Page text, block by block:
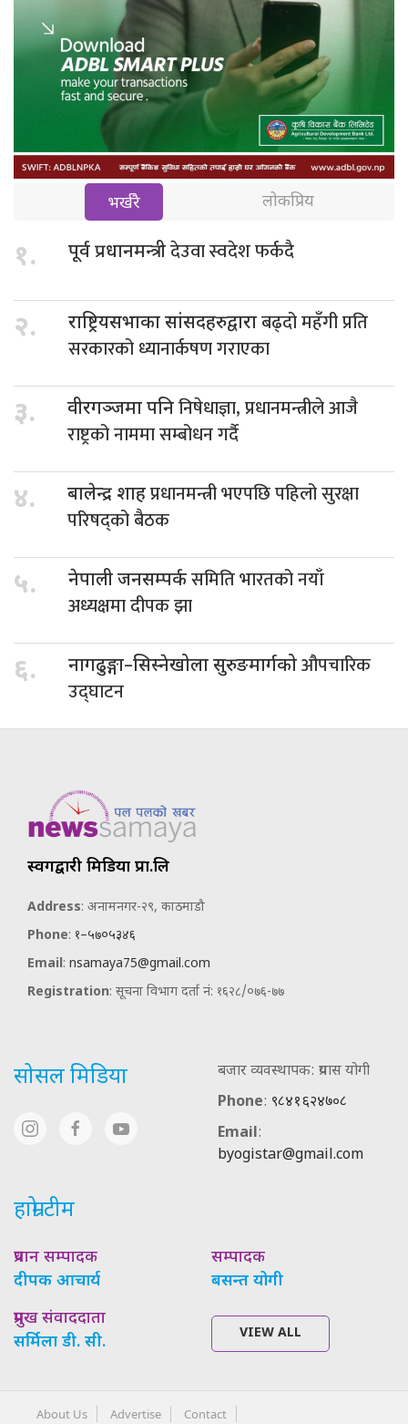
भर्खरै लोकप्रिय
१. पूर्व प्रधानमन्त्रीदेउवा स्वदेश फर्कदै
२. राष्ट्रियसभाका सांसदहरुद्वाराबढ्दो महँगी प्रति
सरकारको ध्यानार्कषण गराएका
३. वीरगञ्जमा पनिनिषेधाज्ञा, प्रधानमन्त्रीले आजै
राष्ट्रको नाममा सम्बोधन गर्दै
४. बालेन्द्र शाहप्रधानमन्त्री भएपछि पहिलो सुरक्षा
परिषद्को बैठक
५. नेपाली जनसम्पर्कसमिति भारतको नयाँ
अध्यक्षमा दीपक झा
६. नागढुङ्गा–सिस्नेखोला सुरुङमार्गकोऔपचारिक
उद्घाटन
स्वर्गद्वारी मिडिया प्रा.लि
Address: अनामनगर-२९, काठमाडौ
Phone: १–५७०५३४६
Email: nsamaya75@gmail.com
Registration: सूचना विभाग दर्ता नं: १६२८/०७६-७७
सोसल मिडिया
बजार व्यवस्थापक: प्रयास योगी
Phone: ९८४१६२४७०८
Email:
byogistar@gmail.com
हाम्रो टीम
प्रधान सम्पादक
दीपक आचार्य
सम्पादक
बसन्त योगी
प्रमुख संवाददाता
सर्मिला डी. सी.
VIEW ALL
About Us Advertise Contact